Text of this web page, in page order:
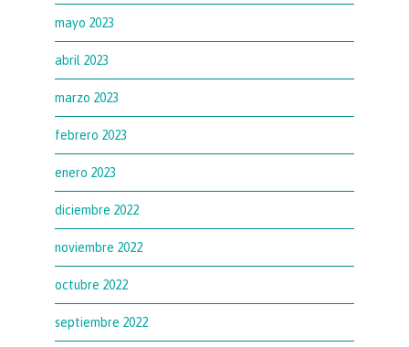
mayo 2023
abril 2023
marzo 2023
febrero 2023
enero 2023
diciembre 2022
noviembre 2022
octubre 2022
septiembre 2022